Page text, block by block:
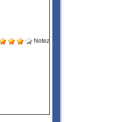
Notez